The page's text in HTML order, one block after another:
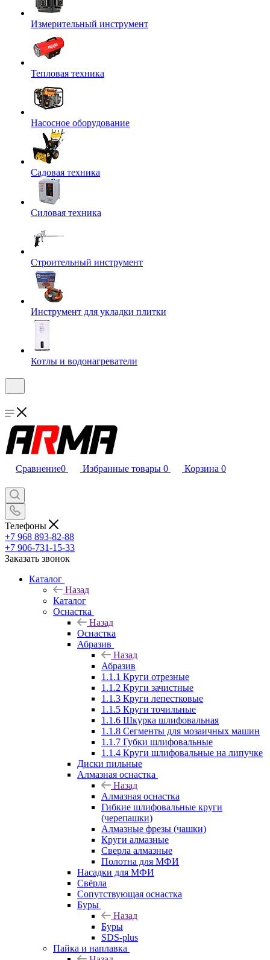
Измерительный инструмент
Тепловая техника
Насосное оборудование
Садовая техника
Силовая техника
Строительный инструмент
Инструмент для укладки плитки
Котлы и водонагреватели
Сравнение0 Избранные товары 0 Корзина 0
Телефоны
+7 968 893-82-88
+7 906-731-15-33
Заказать звонок
Каталог
Назад
Каталог
Оснастка
Назад
Оснастка
Абразив
Назад
Абразив
1.1.1 Круги отрезные
1.1.2 Круги зачистные
1.1.3 Круги лепестковые
1.1.5 Круги точильные
1.1.6 Шкурка шлифовальная
1.1.8 Сегменты для мозаичных машин
1.1.7 Губки шлифовальные
1.1.4 Круги шлифовальные на липучке
Диски пильные
Алмазная оснастка
Назад
Алмазная оснастка
Гибкие шлифовальные круги
(черепашки)
Алмазные фрезы (чашки)
Круги алмазные
Сверла алмазные
Полотна для МФИ
Насадки для МФИ
Свёрла
Сопутствующая оснастка
Буры
Назад
Буры
SDS-plus
Пайка и наплавка